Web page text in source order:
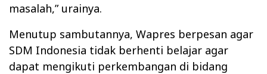
masalah,” urainya.
Menutup sambutannya, Wapres berpesan agar
SDM Indonesia tidak berhenti belajar agar
dapat mengikuti perkembangan di bidang